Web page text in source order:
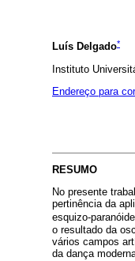
Luís Delgado*
Instituto
Endereço para
RESUMO
No presente
pertinência da
esquizo-
o resultado da
vários campos
da dança